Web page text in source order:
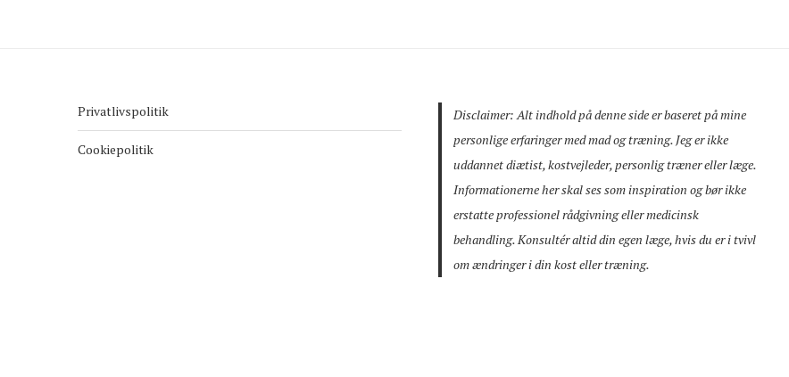
Privatlivspolitik
Cookiepolitik
Disclaimer: Alt indhold på denne side er baseret på mine
personlige erfaringer med mad og træning. Jeg er ikke
uddannet diætist, kostvejleder, personlig træner eller læge.
Informationerne her skal ses som inspiration og bør ikke
erstatte professionel rådgivning eller medicinsk
behandling. Konsultér altid din egen læge, hvis du er i tvivl
om ændringer i din kost eller træning.